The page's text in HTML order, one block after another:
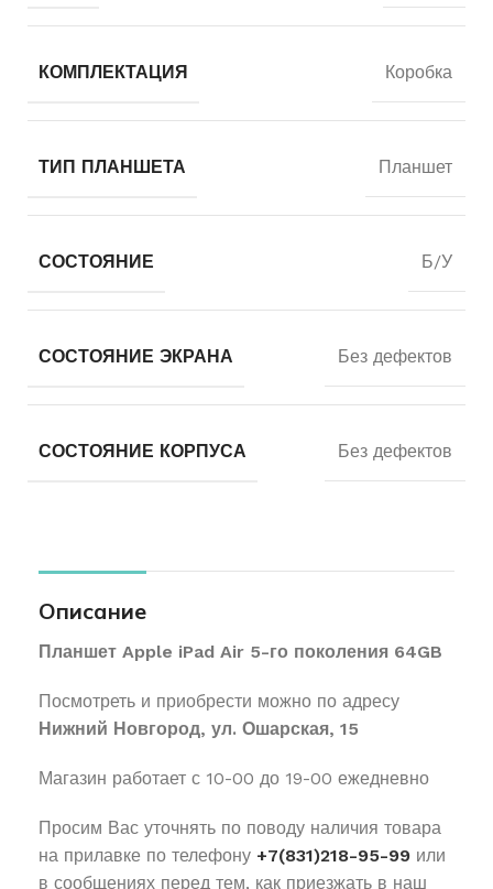
КОМПЛЕКТАЦИЯ Коробка
ТИП ПЛАНШЕТА Планшет
СОСТОЯНИЕ Б/У
СОСТОЯНИЕ ЭКРАНА Без дефектов
СОСТОЯНИЕ КОРПУСА Без дефектов
Описание
Планшет Apple iPad Air 5-го поколения 64GB
Посмотреть и приобрести можно по адресу
Нижний Новгород, ул. Ошарская, 15
Магазин работает с 10-00 до 19-00 ежедневно
Просим Вас уточнять по поводу наличия товара
на прилавке по телефону +7(831)218-95-99 или
в сообщениях перед тем, как приезжать в наш